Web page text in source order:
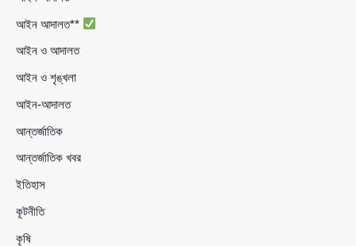
আইন আদালত**
আইন ও আদালত
আইন ও শৃঙ্খলা
আইন-আদালত
আন্তর্জাতিক
আন্তর্জাতিক খবর
ইতিহাস
কূটনীতি
কৃষি